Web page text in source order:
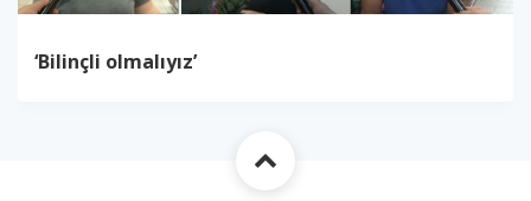
‘Bilinçli olmalıyız’